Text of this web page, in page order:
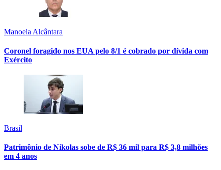
Manoela Alcântara
Coronel foragido nos EUA pelo 8/1 é cobrado por dívida com
Exército
Brasil
Patrimônio de Nikolas sobe de R$ 36 mil para R$ 3,8 milhões
em 4 anos